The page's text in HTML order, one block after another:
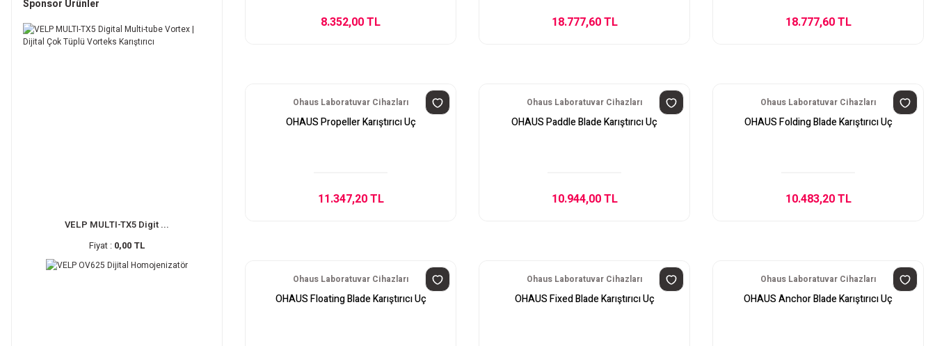
Sponsor Ürünler
VELP MULTI-TX5 Digit ...
Fiyat : 0,00 TL
8.352,00 TL 18.777,60 TL 18.777,60 TL
Ohaus Laboratuvar Cihazları
OHAUS Propeller Karıştırıcı Uç
11.347,20 TL
Ohaus Laboratuvar Cihazları
OHAUS Paddle Blade Karıştırıcı Uç
10.944,00 TL
Ohaus Laboratuvar Cihazları
OHAUS Folding Blade Karıştırıcı Uç
10.483,20 TL
Ohaus Laboratuvar Cihazları
OHAUS Floating Blade Karıştırıcı Uç
Ohaus Laboratuvar Cihazları
OHAUS Fixed Blade Karıştırıcı Uç
Ohaus Laboratuvar Cihazları
OHAUS Anchor Blade Karıştırıcı Uç